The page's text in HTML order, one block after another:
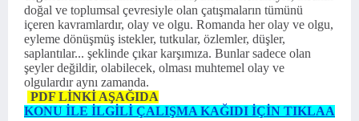
doğal ve toplumsal çevresiyle olan çatışmaların tümünü
içeren kavramlardır, olay ve olgu. Romanda her olay ve olgu,
eyleme dönüşmüş istekler, tutkular, özlemler, düşler,
saplantılar... şeklinde çıkar karşımıza. Bunlar sadece olan
şeyler değildir, olabilecek, olması muhtemel olay ve
olgulardır aynı zamanda.
PDF LİNKİ AŞAĞIDA
KONU İLE İLGİLİ ÇALIŞMA KAĞIDI İÇİN TIKLAA